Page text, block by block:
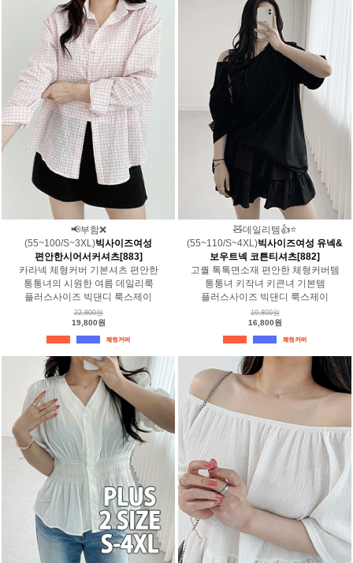
📢부함❌
(55~100/S~3XL)빅사이즈여성
편안한시어서커셔츠[883]
카라넥 체형커버 기본셔츠 편안한
통통녀의 시원한 여름 데일리룩
플러스사이즈 빅댄디 룩스제이
22,800원
19,800원
🧸데일리템👍⭐️
(55~110/S~4XL)빅사이즈여성 유넥&
보우트넥 코튼티셔츠[882]
고퀄 톡톡면소재 편안한 체형커버템
통통녀 키작녀 키큰녀 기본템
플러스사이즈 빅댄디 룩스제이
19,800원
16,800원